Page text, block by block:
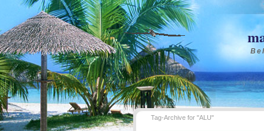
Tag-Archive for "ALU"